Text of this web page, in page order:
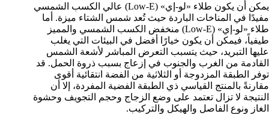
يمكن أن يكون طلاء «لو-إي» (Low-E) عالي الكسب الشمسي
مفيدًا في المناخات الباردة حيث تُعد شمس الشتاء ميزة. أما
طلاء «لو-إي» (Low-E) منخفض الكسب الشمسي والمميز
طيفياً، فيمكن أن يكون خيارًا أفضل في البيئات التي يغلب
عليها التبريد، حيث يتسبب التعرض المباشر لأشعة الشمس
القادمة من الغرب والجنوب في إزعاج بسبب ذروة الحمل. قد
توفر الطبقة المزدوجة أو الثلاثية من الفضة انتقائية أقوى
مقارنةً بالمنتج القياسي ذي الطبقة الفضية المفردة، إلا أن
النتيجة لا تزال تعتمد على وضع الزجاج وحجم التجويف وحشوة
الغاز ونوع الفاصل والهيكل والتركيب.